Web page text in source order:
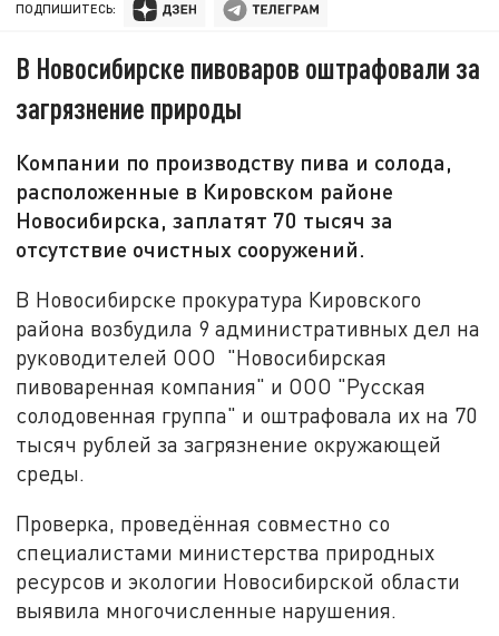
ПОДПИШИТЕСЬ:
В Новосибирске пивоваров оштрафовали за
загрязнение природы
Компании по производству пива и солода,
расположенные в Кировском районе
Новосибирска, заплатят 70 тысяч за
отсутствие очистных сооружений.
В Новосибирске прокуратура Кировского
района возбудила 9 административных дел на
руководителей ООО "Новосибирская
пивоваренная компания" и ООО "Русская
солодовенная группа" и оштрафовала их на 70
тысяч рублей за загрязнение окружающей
среды.
Проверка, проведённая совместно со
специалистами министерства природных
ресурсов и экологии Новосибирской области
выявила многочисленные нарушения.